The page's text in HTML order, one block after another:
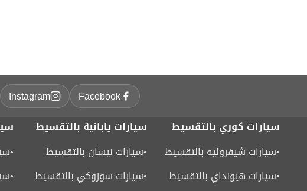
Facebook
Instagram
سيارات كوري بالتقسيط
•سيارات شيفروليه بالتقسيط
•سيارات هيونداي بالتقسيط
سيارات يابانية بالتقسيط
•سيارات نيسان بالتقسيط
•سيارات سوزوكي بالتقسيط
•
•